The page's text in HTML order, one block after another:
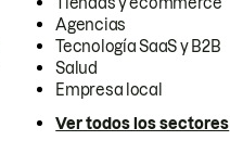
Agencias
Tecnología SaaS y B2B
Salud
Empresa local
Ver todos los sectores